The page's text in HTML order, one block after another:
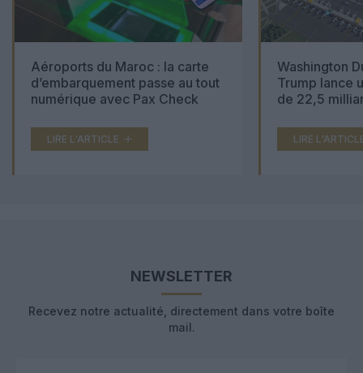
Aéroports du Maroc : la carte
d’embarquement passe au tout
numérique avec Pax Check
LIRE L'ARTICLE
Washington
Trump lance
de 22,5
LIRE
NEWSLETTER
Recevez notre actualité, directement dans votre boîte
mail.